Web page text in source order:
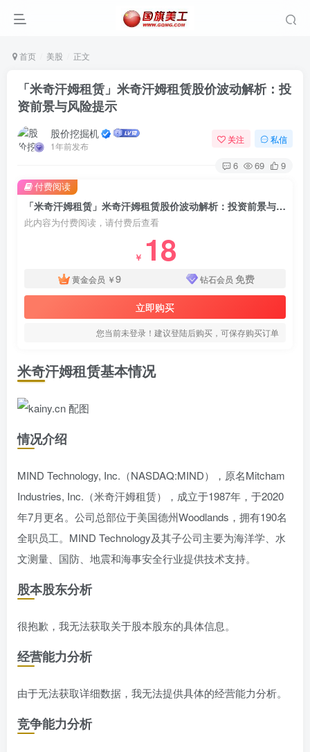
首页 美股 正文
「米奇汗姆租赁」米奇汗姆租赁股价波动解析：投
资前景与风险提示
股价挖掘机
1年前发布
关注 私信
6 69 9
「米奇汗姆租赁」米奇汗姆租赁股价波动解析：投资前景与风险提示
此内容为付费阅读，请付费后查看
￥ 18
黄金会员 ￥9 钻石会员 免费
立即购买
您当前未登录！建议登陆后购买，可保存购买订单
付费阅读
米奇汗姆租赁基本情况
情况介绍
MIND Technology, Inc.（NASDAQ:MIND），原名Mitcham
Industries, Inc.（米奇汗姆租赁），成立于1987年，于2020
年7月更名。公司总部位于美国德州Woodlands，拥有190名
全职员工。MIND Technology及其子公司主要为海洋学、水
文测量、国防、地震和海事安全行业提供技术支持。
股本股东分析
很抱歉，我无法获取关于股本股东的具体信息。
经营能力分析
由于无法获取详细数据，我无法提供具体的经营能力分析。
竞争能力分析